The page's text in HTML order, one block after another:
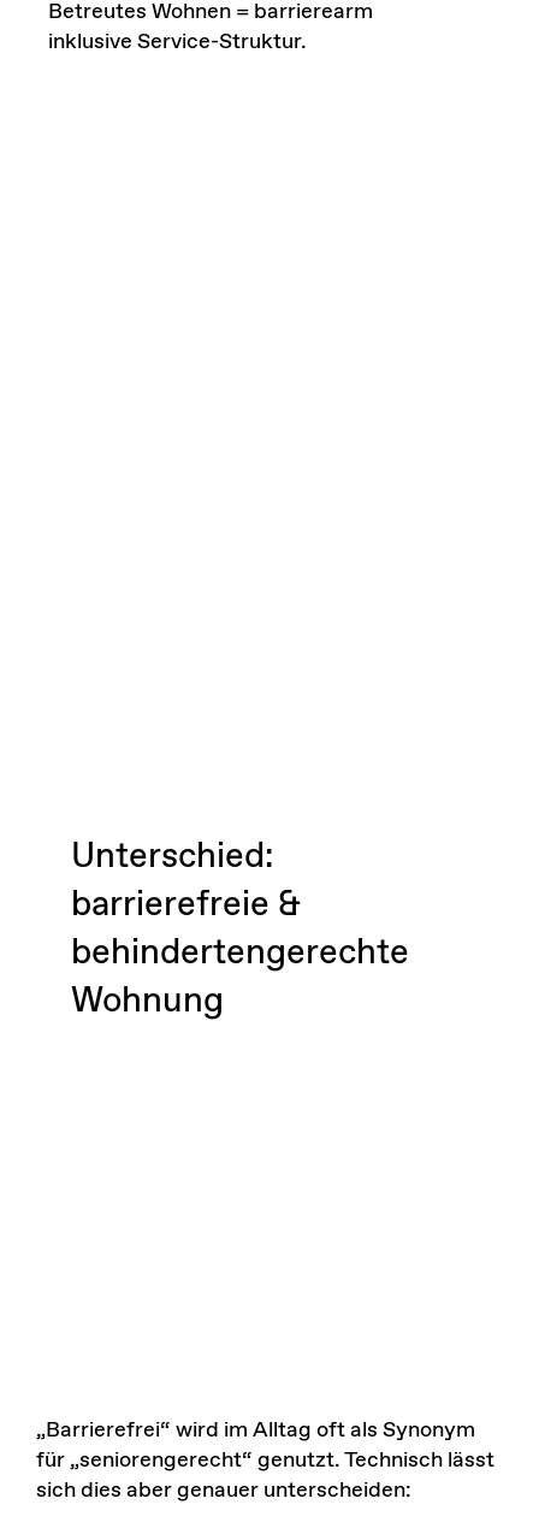
Betreutes Wohnen = barrierearm
inklusive Service-Struktur.
Unterschied:
barrierefreie &
behindertengerechte
Wohnung
„Barrierefrei“ wird im Alltag oft als Synonym
für „seniorengerecht“ genutzt. Technisch lässt
sich dies aber genauer unterscheiden: